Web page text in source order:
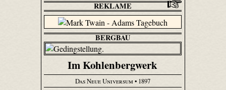
REKLAME
BERGBAU
Im Kohlenbergwerk
Das Neue Universum • 1897